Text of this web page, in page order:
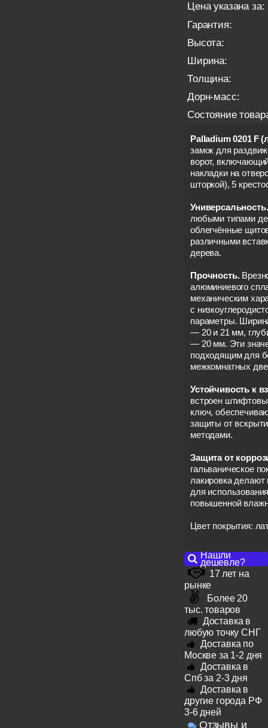
Цена указана за:
Гарантия:
Высота:
Ширина:
Толщина:
Дорн-масс:
Состояние
Palladium 0201 F
замок для
ворот,
накладки на
шторкой), 5
Универсальность.
любыми типами
облегчённые
различными
дерева.
Прочность.
алюминиевого
механическим
с
параметры.
— 20 и 21 мм,
— 20 мм. Эти
подходящим для
межкомнатных
Устойчивость к
встроен
ключ,
защиты от
методами.
Защита от
гальваническое
лакировка делают
для
повышенной
Цвет покрытия:
Нашли
дешевле?
17 лет на
рынке
Более 20
тыс. товаров
Доставка в
любую точку СНГ
Доставка по
Москве за 1-2 дня
Доставка в
Спб за 2-3 дня
Доставка в
другие города РФ
3-6 дней
Отзывы и